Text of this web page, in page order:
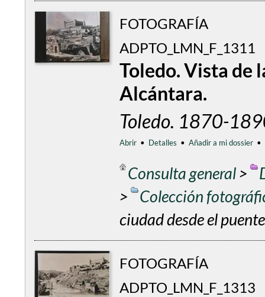
FOTOGRAFÍA
ADPTO_LMN_F_1311
Toledo. Vista de
Alcántara.
Toledo. 1870-
Abrir • Detalles • Añadir a mi dossier •
Consulta general>
>
Colección
ciudad desde el
FOTOGRAFÍA
ADPTO_LMN_F_1313